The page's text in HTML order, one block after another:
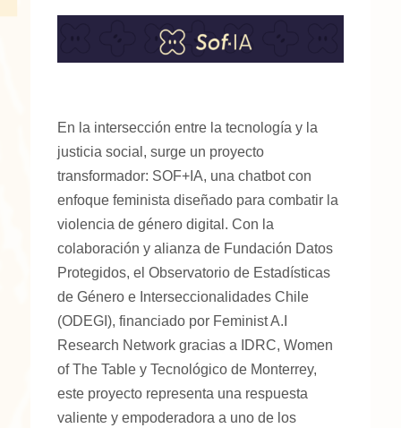
En la intersección entre la tecnología y la
justicia social, surge un proyecto
transformador: SOF+IA, una chatbot con
enfoque feminista diseñado para combatir la
violencia de género digital. Con la
colaboración y alianza de Fundación Datos
Protegidos, el Observatorio de Estadísticas
de Género e Interseccionalidades Chile
(ODEGI), financiado por Feminist A.I
Research Network gracias a IDRC, Women
of The Table y Tecnológico de Monterrey,
este proyecto representa una respuesta
valiente y empoderadora a uno de los